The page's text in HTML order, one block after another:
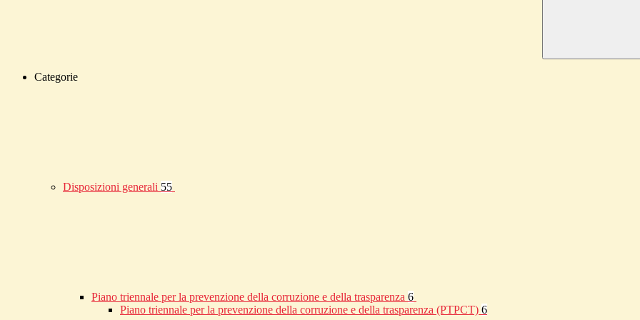
Categorie
Disposizioni generali 55
Piano triennale per la prevenzione della corruzione e della trasparenza 6
Piano triennale per la prevenzione della corruzione e della trasparenza (PTPCT) 6